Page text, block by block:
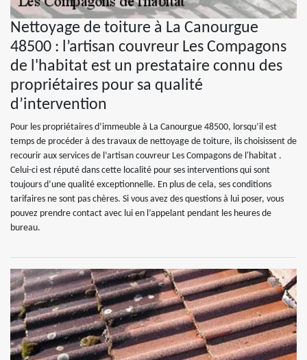
Nettoyage de toiture à La Canourgue
48500 : l’artisan couvreur Les Compagons
de l'habitat est un prestataire connu des
propriétaires pour sa qualité
d’intervention
Pour les propriétaires d’immeuble à La Canourgue 48500, lorsqu’il est
temps de procéder à des travaux de nettoyage de toiture, ils choisissent de
recourir aux services de l’artisan couvreur Les Compagons de l'habitat .
Celui-ci est réputé dans cette localité pour ses interventions qui sont
toujours d’une qualité exceptionnelle. En plus de cela, ses conditions
tarifaires ne sont pas chères. Si vous avez des questions à lui poser, vous
pouvez prendre contact avec lui en l’appelant pendant les heures de
bureau.